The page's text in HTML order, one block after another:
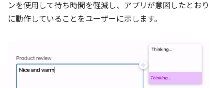
ンを使用して待ち時間を軽減し、アプリが意図したとおり
に動作していることをユーザーに示します。